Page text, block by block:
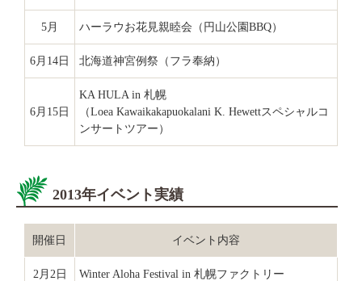
5月 ハーラウお花見親睦会（円山公園BBQ）
6月14日 北海道神宮例祭（フラ奉納）
6月15日
KA HULA in 札幌
（Loea Kawaikakapuokalani K. Hewettスペシャルコ
ンサートツアー）
2013年イベント実績
開催日 イベント内容
2月2日 Winter Aloha Festival in 札幌ファクトリー